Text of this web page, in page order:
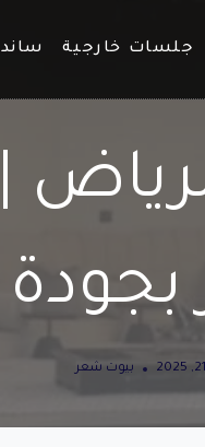
جلسات خارجية
بجودة
بيوت شعر